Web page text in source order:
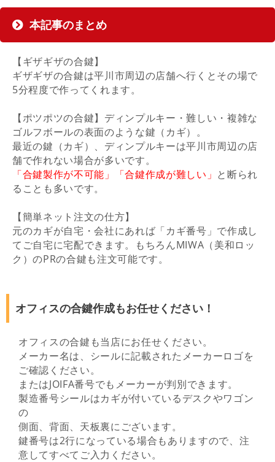
本記事のまとめ
【ギザギザの合鍵】
ギザギザの合鍵は平川市周辺の店舗へ行くとその場で
5分程度で作ってくれます。
【ポツポツの合鍵】ディンプルキー・難しい・複雑な
ゴルフボールの表面のような鍵（カギ）。
最近の鍵（カギ）、ディンプルキーは平川市周辺の店
舗で作れない場合が多いです。
「合鍵製作が不可能」「合鍵作成が難しい」 と断られ
ることも多いです。
【簡単ネット注文の仕方】
元のカギが自宅・会社にあれば「カギ番号」で作成し
てご自宅に宅配できます。もちろんMIWA（美和ロッ
ク）のPRの合鍵も注文可能です。
オフィスの合鍵作成もお任せください！
オフィスの合鍵も当店にお任せください。
メーカー名は、シールに記載されたメーカーロゴを
ご確認ください。
またはJOIFA番号でもメーカーが判別できます。
製造番号シールはカギが付いているデスクやワゴン
の
側面、背面、天板裏にございます。
鍵番号は2行になっている場合もありますので、注
意してすべてご入力ください。